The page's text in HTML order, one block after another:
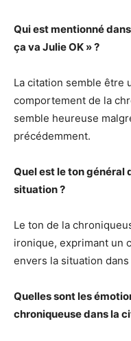
Qui est mentionné
ça va Julie OK » ?
La citation semble être
comportement de la
semble heureuse
précédemment.
Quel est le ton général
situation ?
Le ton de la
ironique, exprimant un
envers la situation
Quelles sont les
chroniqueuse dans la